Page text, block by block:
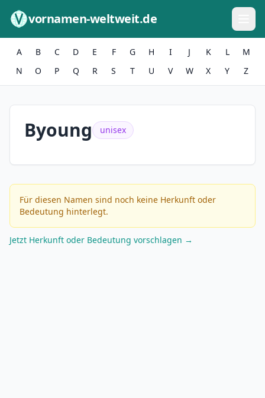
vornamen-weltweit.de
A B C D E F G H I J K L
M
N
O P Q R S T U V W X Y Z
Byoung unisex
Für diesen Namen sind noch keine Herkunft oder
Bedeutung hinterlegt.
Jetzt Herkunft oder Bedeutung vorschlagen →